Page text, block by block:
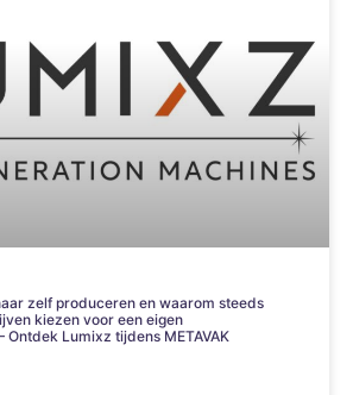
zelf produceren en waarom steeds
kiezen voor een eigen
Ontdek Lumixz tijdens METAVAK